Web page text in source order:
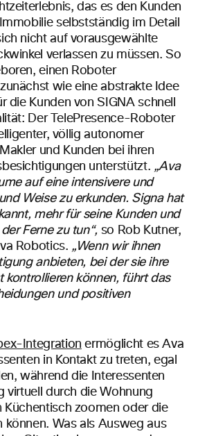
das es den Kunden
selbstständig im Detail
nicht auf vorausgewählte
verlassen zu müssen. So
einen Roboter
wie eine abstrakte Idee
die Kunden von SIGNA schnell
Der TelePresence-Roboter
völlig autonomer
und Kunden bei ihren
unterstützt. „Ava
auf eine intensivere und
Weise zu erkunden. Signa hat
mehr für seine Kunden und
Ferne zu tun“, so Rob Kutner,
Robotics. „Wenn wir ihnen
anbieten, bei der sie ihre
kontrollieren können, führt das
und positiven
Integration ermöglicht es Ava
in Kontakt zu treten, egal
während die Interessenten
virtuell durch die Wohnung
Küchentisch zoomen oder die
können. Was als Ausweg aus